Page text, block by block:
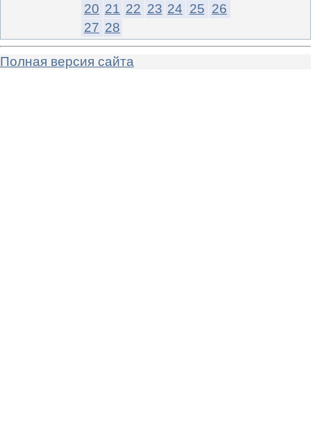
20 21 22 23 24 25 26
27 28
Полная версия сайта